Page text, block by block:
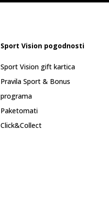
Sport Vision pogodnosti
Sport Vision gift kartica
Pravila Sport & Bonus
programa
Paketomati
Click&Collect